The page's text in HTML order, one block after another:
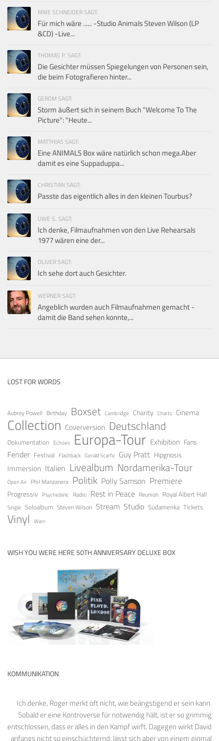
MIKE SCHNEIDER SAGT:
Für mich wäre ...... -Studio Animals Steven Wilson (LP
&CD) -Live...
THOMAS P. SAGT:
Die Gesichter müssen Spiegelungen von Personen sein,
die beim Fotografieren hinter...
GERDM SAGT:
Storm äußert sich in seinem Buch "Welcome To The
Picture": "Heute...
MATTHIAS SAGT:
Eine ANIMALS Box wäre natürlich schon mega.Aber
damit es eine Suppaduppa...
CHRISTIAN SAGT:
Passte das eigentlich alles in den kleinen Tourbus?
UWE S. SAGT:
Ich denke, Filmaufnahmen von den Live Rehearsals
1977 wären eine der...
OLIVER SAGT:
Ich sehe dort auch Gesichter.
WERNER SAGT:
Angeblich wurden auch Filmaufnahmen gemacht -
damit die Band sehen konnte,...
LOST FOR WORDS
Aubrey Powell Birthday Boxset Cambridge Charity Charts Cinema
Collection Coverversion Deutschland
Dokumentation Echoes Europa-Tour Exhibition Fans
Fender Festival Flashback Gerald Scarfe Guy Pratt Hipgnosis
Immersion Italien Livealbum Nordamerika-Tour
Open Air Phil Manzanera Politik Polly Samson Premiere
Progressiv Psychedelic Radio Rest in Peace Reunion Royal Albert Hall
Single Soloalbum Steven Wilson Stream Studio Südamerika Tickets
Vinyl Wien
WISH YOU WERE HERE 50TH ANNIVERSARY DELUXE BOX
KOMMUNIKATION
Ich denke, Roger merkt oft nicht, wie beängstigend er sein kann.
Sobald er eine Kontroverse für notwendig hält, ist er so grimmig
entschlossen, dass er alles in den Kampf wirft. Dagegen wirkt David
anfangs nicht so einschüchternd, lässt sich aber von einem einmal